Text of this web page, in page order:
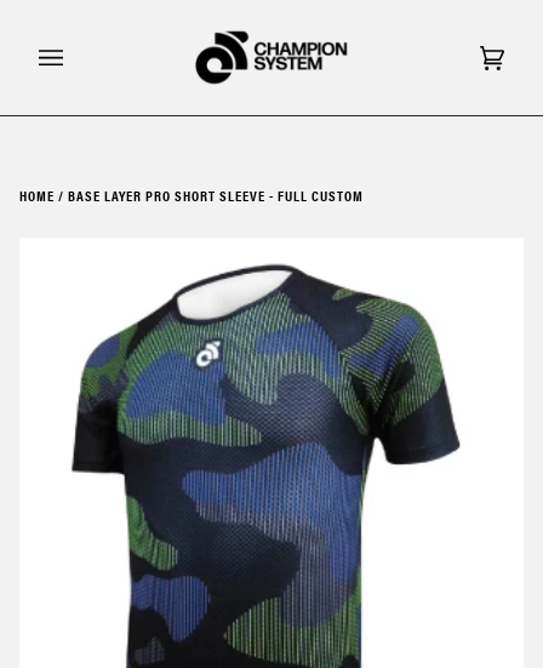
content
Cart
HOME / BASE LAYER PRO SHORT SLEEVE - FULL CUSTOM